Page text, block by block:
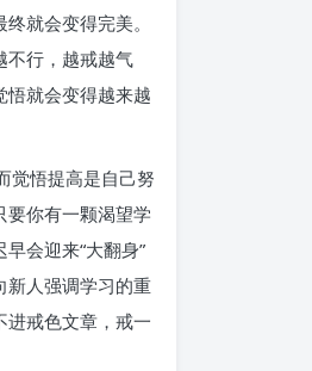
就会变得完美。
不行，越戒越气
悟就会变得越来越
觉悟提高是自己努
要你有一颗渴望学
会迎来“大翻身”
新人强调学习的重
进戒色文章，戒一